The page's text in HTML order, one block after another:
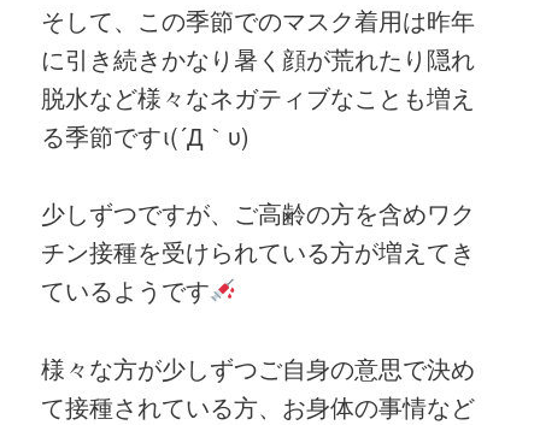
そして、この季節でのマスク着用は昨年
に引き続きかなり暑く顔が荒れたり隠れ
脱水など様々なネガティブなことも増え
る季節ですι(´Д｀υ)
少しずつですが、ご高齢の方を含めワク
チン接種を受けられている方が増えてき
ているようです
様々な方が少しずつご自身の意思で決め
て接種されている方、お身体の事情など